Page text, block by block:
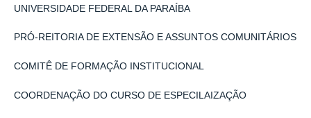
UNIVERSIDADE FEDERAL DA PARAÍBA
PRÓ-REITORIA DE EXTENSÃO E ASSUNTOS COMUNITÁRIOS
COMITÊ DE FORMAÇÃO INSTITUCIONAL
COORDENAÇÃO DO CURSO DE ESPECILAIZAÇÃO